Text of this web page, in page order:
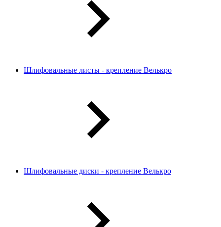
Шлифовальные листы - крепление Велькро
Шлифовальные диски - крепление Велькро